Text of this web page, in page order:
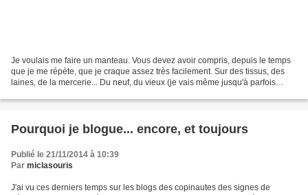
Je voulais me faire un manteau. Vous devez avoir compris, depuis le temps
que je me répète, que je craque assez très facilement. Sur des tissus, des
laines, de la mercerie... Du neuf, du vieux (je vais même jusqu'à parfois
Pourquoi je blogue... encore, et toujours
Publié le 21/11/2014 à 10:39
Par miclasouris
J'ai vu ces derniers temps sur les blogs des copinautes des signes de